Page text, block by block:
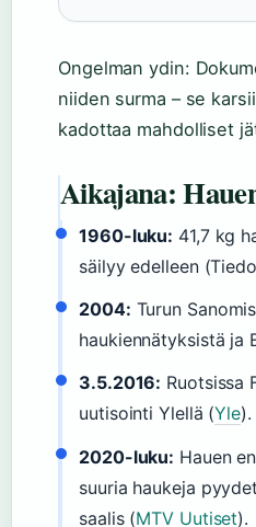
Ongelman ydin:
niiden surma – se
kadottaa mahdolliset
Aikajana:
1960-luku: 41,7 kg
säilyy edelleen
2004: Turun
haukiennätyksistä ja
3.5.2016: Ruotsissa
uutisointi Ylellä (Yle).
2020-luku: Hauen
suuria haukeja
saalis (MTV Uutiset).